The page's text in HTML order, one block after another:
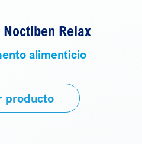
Noctiben Relax
alimenticio
producto